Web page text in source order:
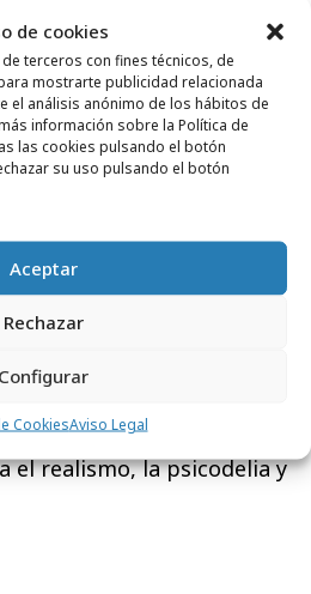
de cookies
terceros con fines técnicos, de
mostrarte publicidad relacionada
el análisis anónimo de los hábitos de
información sobre la Política de
las cookies pulsando el botón
su uso pulsando el botón
Aceptar
Rechazar
Configurar
CookiesAviso Legal
las otras siete mujeres
un sello de la
seránIsabel Zendal,
Aleu, Concepcion
María Blanchard y Luisa
serie han sido
Isa Muguruza,
capaz de crear un
mediante el
representado a través de
el realismo, la psicodelia y